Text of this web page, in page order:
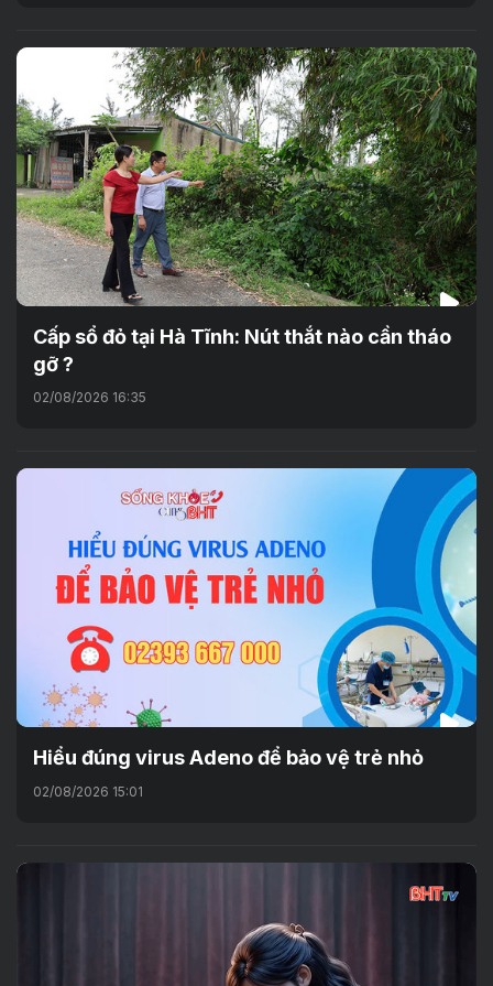
Cấp sổ đỏ tại Hà Tĩnh: Nút thắt nào cần tháo
gỡ ?
02/08/2026 16:35
Hiểu đúng virus Adeno để bảo vệ trẻ nhỏ
02/08/2026 15:01